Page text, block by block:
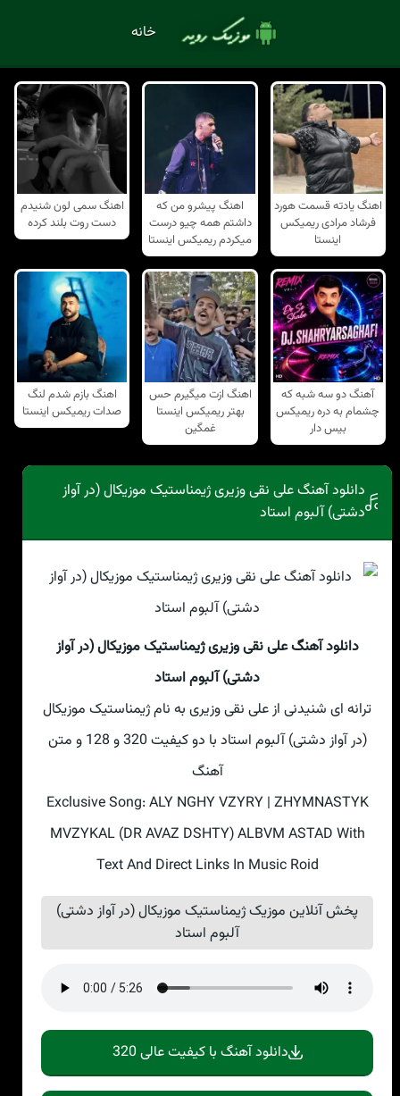
خانه
اهنگ یادته قسمت هورد
فرشاد مرادی ریمیکس
اینستا
اهنگ پیشرو من که
داشتم همه چیو درست
میکردم ریمیکس اینستا
اهنگ سمی لون شنیدم
دست روت بلند کرده
آهنگ دو سه شبه که
چشمام به دره ریمیکس
بیس دار
اهنگ ازت میگیرم حس
بهتر ریمیکس اینستا
غمگین
اهنگ بازم شدم لنگ
صدات ریمیکس اینستا
دانلود آهنگ علی نقی وزیری ژیمناستیک موزیکال (در آواز
دشتی) آلبوم استاد
دانلود آهنگ علی نقی وزیری ژیمناستیک موزیکال (در آواز
دشتی) آلبوم استاد
ترانه ای شنیدنی از علی نقی وزیری به نام ژیمناستیک موزیکال
(در آواز دشتی) آلبوم استاد با دو کیفیت 320 و 128 و متن
آهنگ
Exclusive Song: ALY NGHY VZYRY | ZHYMNASTYK
MVZYKAL (DR AVAZ DSHTY) ALBVM ASTAD With
Text And Direct Links In Music Roid
پخش آنلاین موزیک ژیمناستیک موزیکال (در آواز دشتی)
آلبوم استاد
دانلود آهنگ با کیفیت عالی 320